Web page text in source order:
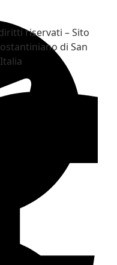
riservati – Sito
di San